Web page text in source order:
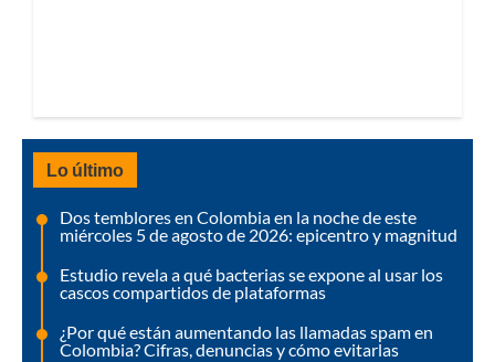
Lo último
Dos temblores en Colombia en la noche de este
miércoles 5 de agosto de 2026: epicentro y magnitud
Estudio revela a qué bacterias se expone al usar los
cascos compartidos de plataformas
¿Por qué están aumentando las llamadas spam en
Colombia? Cifras, denuncias y cómo evitarlas